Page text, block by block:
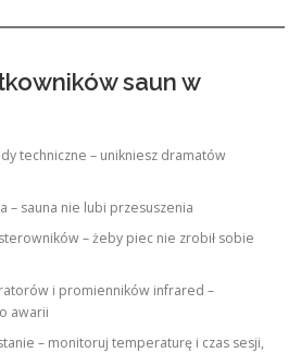
saun w
techniczne – unikniesz dramatów
– sauna nie lubi przesuszenia
– żeby piec nie zrobił sobie
i promienników infrared –
awarii
– monitoruj temperaturę i czas sesji,